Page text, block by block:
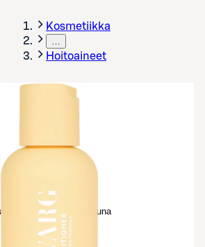
Kosmetiikka
…
Hoitoaineet
tuotekuva suurennettuna